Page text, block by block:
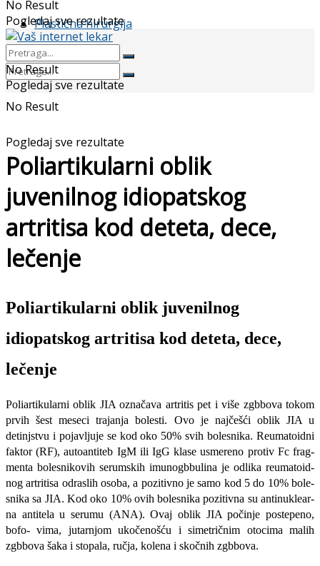
Plastična hirurgija
No Result
Pogledaj sve rezultate
No Result
Pogledaj sve rezultate
No Result
Pogledaj sve rezultate
Poliartikularni oblik
juvenilnog idiopatskog
artritisa kod deteta, dece,
lečenje
Poliartikularni oblik juvenilnog
idiopatskog artritisa kod deteta, dece,
lečenje
Poliartikularni oblik JIA označava artritis pet i više zgbbova tokom
prvih šest meseci trajanja bolesti. Ovo je najčešći oblik JIA u
detinjstvu i pojavljuje se kod oko 50% svih bolesnika. Reumatoidni
faktor (RF), autoantiteb IgM ili IgG klase usmereno protiv Fc frag­
menta bolesnikovih serumskih imunogbbulina je odlika reumatoid-
nog artritisa odraslih osoba, a pozitivno je samo kod 5 do 10% bole­
snika sa JIA. Kod oko 10% ovih bolesnika pozitivna su antinuklear-
na antitela u serumu (ANA). Ovaj oblik JIA počinje postepeno,
bofo- vima, jutarnjom ukočenošću i simetričnim otocima malih
zgbbova šaka i stopala, ručja, kolena i skočnih zgbbova.